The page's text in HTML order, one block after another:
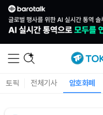
토픽 전체기사 암호화폐
Solana (SOL)